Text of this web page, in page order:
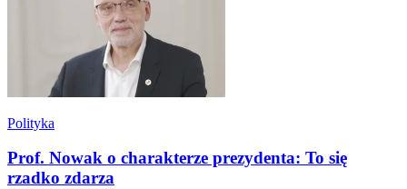
Polityka
Prof. Nowak o charakterze prezydenta: To się
rzadko zdarza